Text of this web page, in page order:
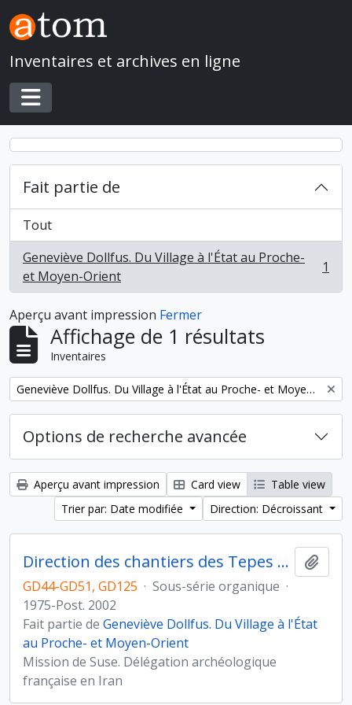
Skip to main content
Inventaires et archives en ligne
Toggle navigation
Fait partie de
Tout
Geneviève Dollfus. Du Village à l'État au Proche-
et Moyen-Orient
, 1 résultats 1
Aperçu avant impression Fermer
Affichage de 1 résultats
Inventaires
Remove filter: Geneviève Dollfus. Du Village à l'État au Proche- et Moyen-Orient
Options de recherche avancée
Aperçu avant impression Card view
Table view
Trier par: Date modifiée
Direction: Décroissant
Direction des chantiers des Tepes Djaffarabad, Djowi et Bendebal (Iran)
GD44-GD51, GD125 · Sous-série organique ·
1975-Post. 2002
Fait partie de Geneviève Dollfus. Du Village à l'État
au Proche- et Moyen-Orient
Mission de Suse. Délégation archéologique
française en Iran